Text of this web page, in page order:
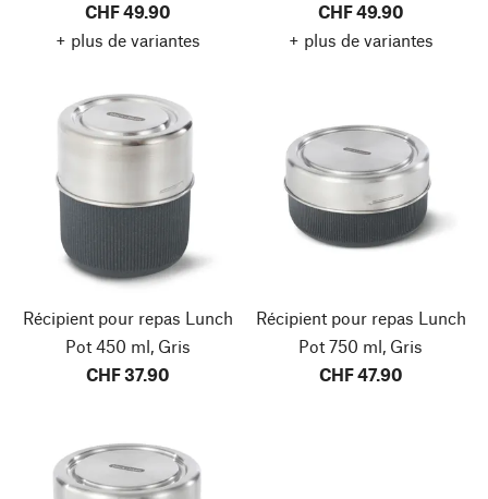
CHF 49.90
+ plus de variantes
CHF 49.90
+ plus de variantes
Récipient pour repas Lunch
Pot 450 ml, Gris
CHF 37.90
Récipient pour repas Lunch
Pot 750 ml, Gris
CHF 47.90